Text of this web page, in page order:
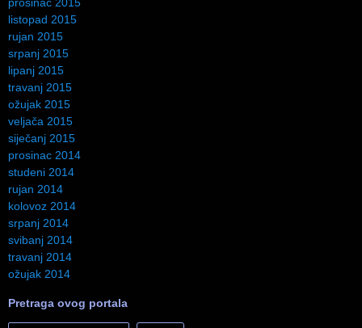
listopad 2015
rujan 2015
srpanj 2015
lipanj 2015
travanj 2015
ožujak 2015
veljača 2015
siječanj 2015
prosinac 2014
studeni 2014
rujan 2014
kolovoz 2014
srpanj 2014
svibanj 2014
travanj 2014
ožujak 2014
Pretraga ovog portala